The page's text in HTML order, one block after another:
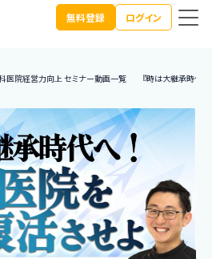
無料登録 ログイン
医院経営力向上 セミナー動画一覧 『時は大継承時代